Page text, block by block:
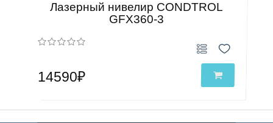
Лазерный нивелир CONDTROL
GFX360-3
14590₽